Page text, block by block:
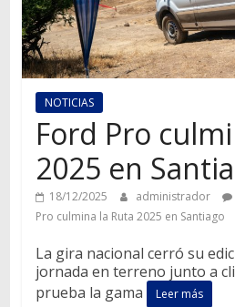
NOTICIAS
Ford Pro
2025 en
18/12/2025 administrador
Pro culmina la Ruta 2025 en Santiago
La gira nacional cerró su
jornada en terreno junto a
prueba la gama
Leer más